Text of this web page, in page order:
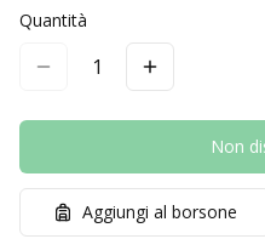
Quantità
1
Non
Aggiungi al borsone